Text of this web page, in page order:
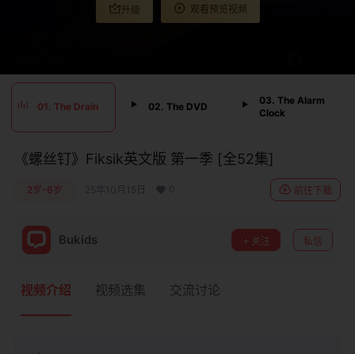
升级 观看预览视频
01. The Drain 02. The DVD
03. The Alarm
Clock
《螺丝钉》Fiksik英文版 第一季 [全52集]
2岁-6岁 25年10月15日 前往下载
Bukids 关注 私信
视频介绍 视频选集 交流讨论